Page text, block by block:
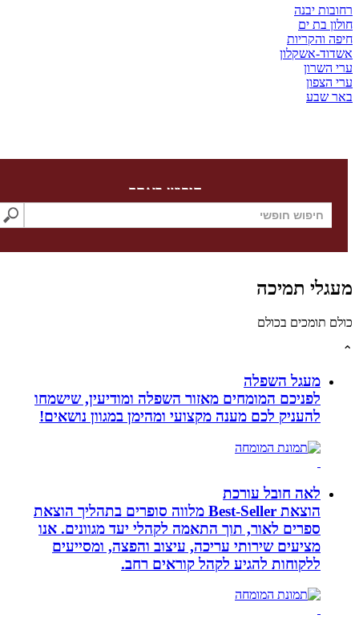
יבנה
בת ים
אשקלון
חיפוש באתר
תמיכה
בכולם
מעגל השפלה
לפניכם המומחים מאזור השפלה ומודיעין, שישמחו
להעניק לכם מענה מקצועי ומהימן במגוון נושאים!
לאה חובל עורכת
הוצאת Best-Seller מלווה סופרים בתהליך הוצאת
ספרים לאור, תוך התאמה לקהלי יעד מגוונים. אנו
מציעים שירותי עריכה, עיצוב והפצה, ומסייעים
ללקוחות להגיע לקהל קוראים רחב.